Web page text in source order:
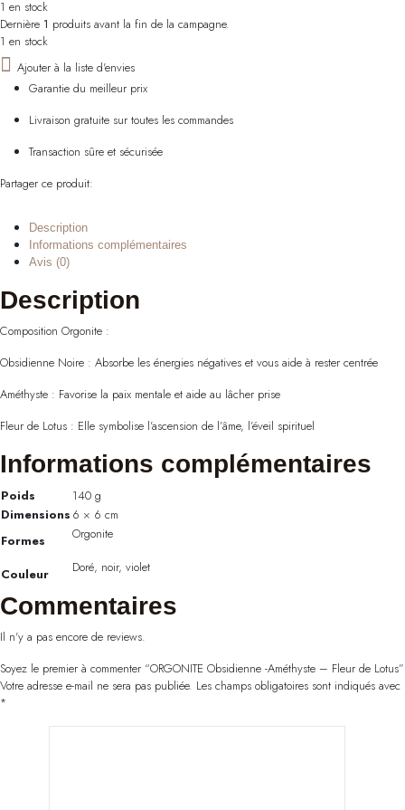
1 en stock
Dernière 1 produits avant la fin de la campagne.
1 en stock
Ajouter à la liste d'envies
Garantie du meilleur prix
Livraison gratuite sur toutes les commandes
Transaction sûre et sécurisée
Partager ce produit:
Description
Informations complémentaires
Avis (0)
Description
Composition Orgonite :
Obsidienne Noire : Absorbe les énergies négatives et vous aide à rester centrée
Améthyste : Favorise la paix mentale et aide au lâcher prise
Fleur de Lotus : Elle symbolise l’ascension de l’âme, l’éveil spirituel
Informations complémentaires
Poids
140 g
Dimensions 6 × 6 cm
Formes
Orgonite
Couleur Doré, noir, violet
Commentaires
Il n'y a pas encore de reviews.
Soyez le premier à commenter “ORGONITE Obsidienne -Améthyste – Fleur de Lotus”
Votre adresse e-mail ne sera pas publiée. Les champs obligatoires sont indiqués avec
*